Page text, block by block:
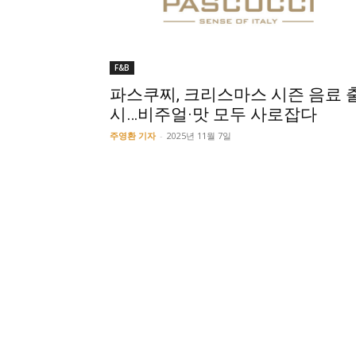
F&B
파스쿠찌, 크리스마스 시즌 음료
시…비주얼·맛 모두 사로잡다
주영환 기자 - 2025년 11월 7일